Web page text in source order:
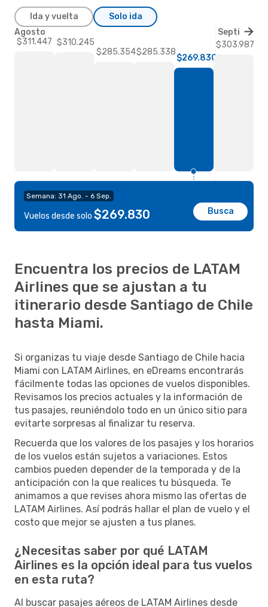
Ida y vuelta Solo ida
Semana: 31 Ago. - 6 Sep.
Vuelos desde solo $269.830 Busca
$311.447 $310.245
$285.354$285.338
$269.830
$303.987
Agosto Septiembre
Encuentra los precios de LATAM
Airlines que se ajustan a tu
itinerario desde Santiago de Chile
hasta Miami.
Si organizas tu viaje desde Santiago de Chile hacia
Miami con LATAM Airlines, en eDreams encontrarás
fácilmente todas las opciones de vuelos disponibles.
Revisamos los precios actuales y la información de
tus pasajes, reuniéndolo todo en un único sitio para
evitarte sorpresas al finalizar tu reserva.
Recuerda que los valores de los pasajes y los horarios
de los vuelos están sujetos a variaciones. Estos
cambios pueden depender de la temporada y de la
anticipación con la que realices tu búsqueda. Te
animamos a que revises ahora mismo las ofertas de
LATAM Airlines. Así podrás hallar el plan de vuelo y el
costo que mejor se ajusten a tus planes.
¿Necesitas saber por qué LATAM
Airlines es la opción ideal para tus vuelos
en esta ruta?
Al buscar pasajes aéreos de LATAM Airlines desde